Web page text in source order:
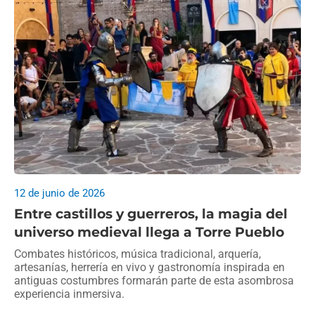
Entre castillos y guerreros, la magia del
universo medieval llega a Torre Pueblo
12 de junio de 2026
Combates históricos, música tradicional, arquería,
artesanías, herrería en vivo y gastronomía inspirada en
antiguas costumbres formarán parte de esta asombrosa
experiencia inmersiva.